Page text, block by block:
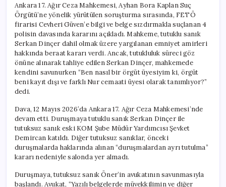
Serkan
Dinçer’den
Şaşırtan
Savunma
için
Ankara 17. Ağır Ceza Mahkemesi, Ayhan Bora Kaplan Suç
Örgütü’ne yönelik yürütülen soruşturma sırasında, FETÖ
firarisi Cevheri Güven’e bilgi ve belge sızdırmakla suçlanan 4
polisin davasında kararını açıkladı. Mahkeme, tutuklu sanık
Serkan Dinçer dahil olmak üzere yargılanan emniyet amirleri
hakkında beraat kararı verdi. Ancak, tutukluluk süreci göz
önüne alınarak tahliye edilen Serkan Dinçer, mahkemede
kendini savunurken “Ben nasıl bir örgüt üyesiyim ki, örgüt
beni kayıt dışı ve farklı Nur cemaati üyesi olarak tanımlıyor?”
dedi.
Dava, 12 Mayıs 2026’da Ankara 17. Ağır Ceza Mahkemesi’nde
devam etti. Duruşmaya tutuklu sanık Serkan Dinçer ile
tutuksuz sanık eski KOM Şube Müdür Yardımcısı Şevket
Demircan katıldı. Diğer tutuksuz sanıklar, önceki
duruşmalarda haklarında alınan “duruşmalardan ayrı tutulma”
kararı nedeniyle salonda yer almadı.
Duruşmaya, tutuksuz sanık Öner’in avukatının savunmasıyla
başlandı. Avukat, “Yazılı belgelerde müvekkilimin ve diğer